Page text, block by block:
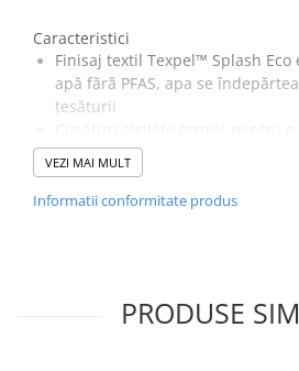
Caracteristici
Finisaj textil Texpel™ Splash
apă fără PFAS, apa se
țesăturii
apă și vânt
Căptușeala InsulatexPro oferă o
fără a adăuga greutate inutilă
Buzunare cu fermoar
VEZI MAI MULT
Informatii conformitate produs
PRODUSE